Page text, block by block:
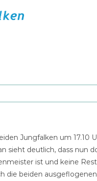
Jungfalken um 17.10
sieht deutlich, dass nun
ist und keine
die beiden ausgeflogenen